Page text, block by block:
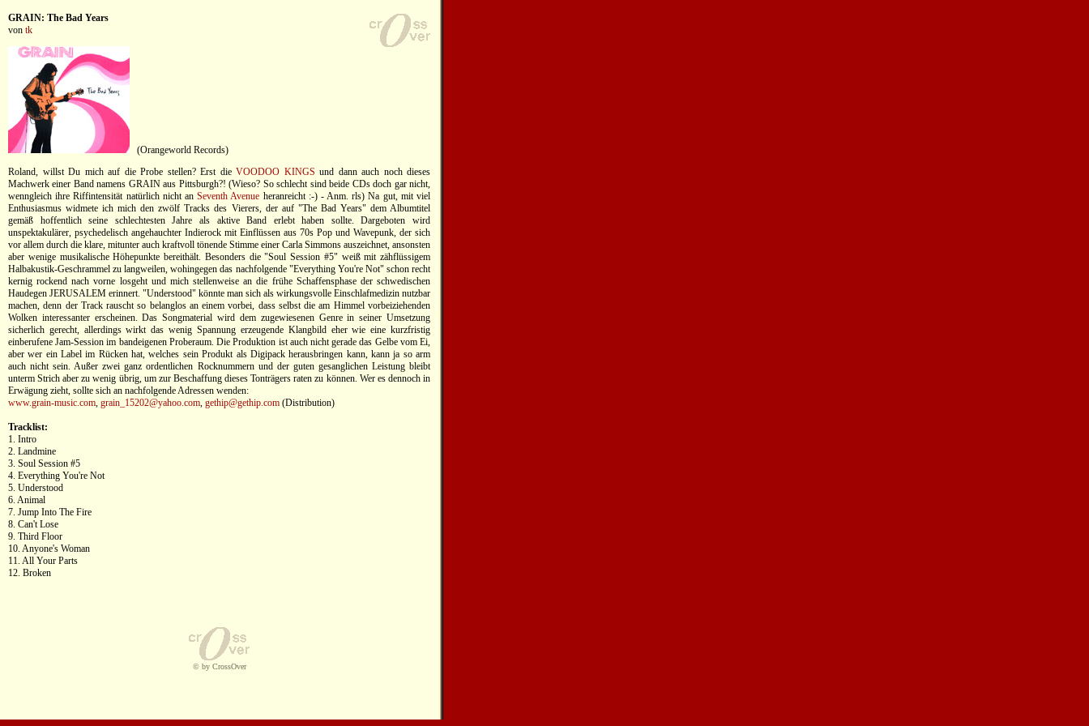
GRAIN: The Bad Years
von tk
(Orangeworld Records)
Roland, willst Du mich auf die Probe stellen? Erst die VOODOO KINGS und dann auch noch dieses
Machwerk einer Band namens GRAIN aus Pittsburgh?! (Wieso? So schlecht sind beide CDs doch gar nicht,
wenngleich ihre Riffintensität natürlich nicht anSeventh Avenue heranreicht :-) - Anm. rls) Na gut, mit viel
Enthusiasmus widmete ich mich den zwölf Tracks des Vierers, der auf "The Bad Years" dem Albumtitel
gemäß hoffentlich seine schlechtesten Jahre als aktive Band erlebt haben sollte. Dargeboten wird
unspektakulärer, psychedelisch angehauchter Indierock mit Einflüssen aus 70s Pop und Wavepunk, der sich
vor allem durch die klare, mitunter auch kraftvoll tönende Stimme einer Carla Simmons auszeichnet, ansonsten
aber wenige musikalische Höhepunkte bereithält. Besonders die "Soul Session #5" weiß mit zähflüssigem
Halbakustik-Geschrammel zu langweilen, wohingegen das nachfolgende "Everything You're Not" schon recht
kernig rockend nach vorne losgeht und mich stellenweise an die frühe Schaffensphase der schwedischen
Haudegen JERUSALEM erinnert. "Understood" könnte man sich als wirkungsvolle Einschlafmedizin nutzbar
machen, denn der Track rauscht so belanglos an einem vorbei, dass selbst die am Himmel vorbeiziehenden
Wolken interessanter erscheinen. Das Songmaterial wird dem zugewiesenen Genre in seiner Umsetzung
sicherlich gerecht, allerdings wirkt das wenig Spannung erzeugende Klangbild eher wie eine kurzfristig
einberufene Jam-Session im bandeigenen Proberaum. Die Produktion ist auch nicht gerade das Gelbe vom Ei,
aber wer ein Label im Rücken hat, welches sein Produkt als Digipack herausbringen kann, kann ja so arm
auch nicht sein. Außer zwei ganz ordentlichen Rocknummern und der guten gesanglichen Leistung bleibt
unterm Strich aber zu wenig übrig, um zur Beschaffung dieses Tonträgers raten zu können. Wer es dennoch in
Erwägung zieht, sollte sich an nachfolgende Adressen wenden:
www.grain-music.com, grain_15202@yahoo.com, gethip@gethip.com (Distribution)
Tracklist:
1. Intro
2. Landmine
3. Soul Session #5
4. Everything You're Not
5. Understood
6. Animal
7. Jump Into The Fire
8. Can't Lose
9. Third Floor
10. Anyone's Woman
11. All Your Parts
12. Broken
© by CrossOver